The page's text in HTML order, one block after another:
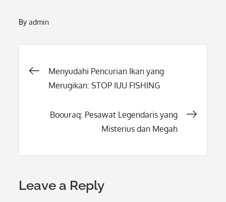
Byadmin
Post
Menyudahi Pencurian Ikan yang
Merugikan: STOP IUU FISHING
Boouraq: Pesawat Legendaris yang
Misterius dan Megah
Leave a Reply